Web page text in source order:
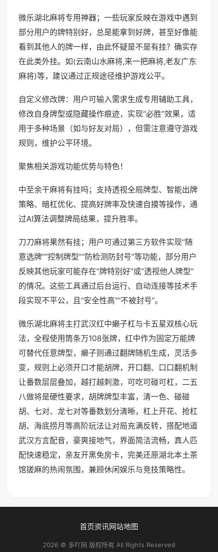
微乐湖北麻将专用神器；一些玩家反映在游戏中遇到
部分用户的牌特别好，总是能拿到好牌，甚至好像能
看到其他人的牌一样，由此怀疑是不是有挂？确实存
在此类外挂。如(云南山水麻将,来一把麻将,老友广东
麻将)等，建议通过正规途径维护游戏公平。
自定义修改牌：用户可输入需求生成专用辅助工具，
修改自身牌型或隐藏操作痕迹，实现“必胜”效果，适
用于多种场景（如与好友对局），但需注意遵守游戏
规则，维护公平环境。
聚焦相关游戏功能优势与特色！
中至余干麻将有挂吗；支持透视全局牌型、智能出牌
策略、暗杠优化、提高好牌率及快速自摸等操作，通
过AI算法调整牌局结果，提升胜率。
刀刀麻将果然有挂；用户可通过第三方软件实现“随
意选牌”“控制牌型”“防检测防封号”等功能，部分用户
反映其他玩家可能存在“牌特别好”或“透视他人牌型”
的情况。这些工具通过后台运行、自动连接等技术手
段实现不平公，且“安全性高”“不被封号”。
微乐湖北麻将主打武汉红中癞子杠与卡五星双核心玩
法，全程使用筒条万108张牌，红中作为固定万能牌
可替代任意牌型，癞子则通过翻牌随机生成，灵活多
变，规则上必须开口才能胡牌，开口翻、口口翻机制
让番数层层叠加，越打越刺激，可吃可碰可杠，二五
八做将是硬性要求，胡牌牌型丰富，清一色、碰碰
胡、七对、龙七对等番数划分清晰，杠上开花、抢杠
胡、海底捞月等高阶玩法让对局充满反转，搭配地道
武汉方言配音，豪爽接地气，界面简洁流畅，真人匹
配快速稳定，亲友开黑免房卡，完美还原湖北本土茶
馆搓麻的热闹氛围，兼顾休闲娱乐与竞技策略性。
首页资讯网站地图
2026 © 多吖网 版权所有 All Rights Reserved